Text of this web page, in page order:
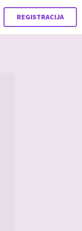
REGISTRACIJA